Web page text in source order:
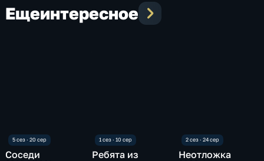
Ещеинтересное
Соседи
Ребята из
Неотложка